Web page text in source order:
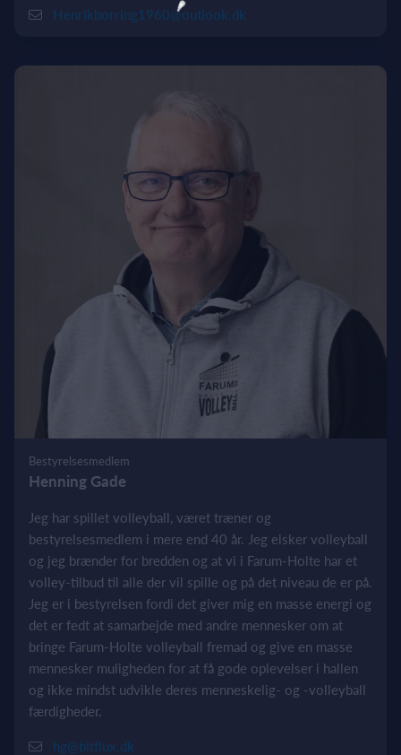
Henrikborring1960@outlook.dk
Bestyrelsesmedlem
Henning Gade
Jeg har spillet volleyball, været træner og
bestyrelsesmedlem i mere end 40 år. Jeg elsker volleyball
og jeg brænder for bredden og at vi i Farum-Holte har et
volley-tilbud til alle der vil spille og på det niveau de er på.
Jeg er i bestyrelsen fordi det giver mig en masse energi og
det er fedt at samarbejde med andre mennesker om at
bringe Farum-Holte volleyball fremad og give en masse
mennesker muligheden for at få gode oplevelser i hallen
og ikke mindst udvikle deres menneskelig- og -volleyball
færdigheder.
hg@bitflux.dk